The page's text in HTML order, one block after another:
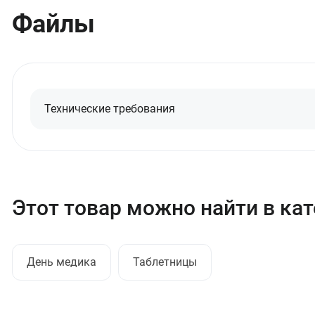
Файлы
Технические требования
Этот товар можно найти в
День медика Таблетницы